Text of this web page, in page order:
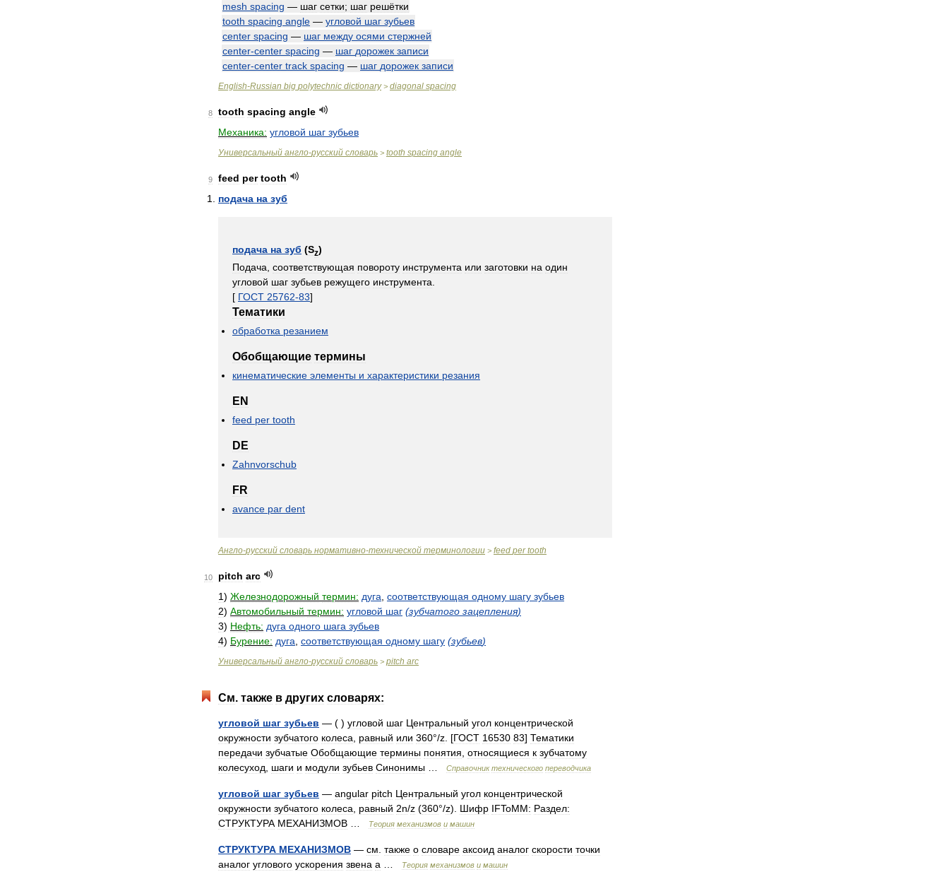
mesh spacing — шаг сетки; шаг решётки
tooth spacing angle — угловой шаг зубьев
center spacing — шаг между осями стержней
center-center spacing — шаг дорожек записи
center-center track spacing — шаг дорожек записи
English-Russian big polytechnic dictionary> diagonal spacing
8 tooth spacing angle
Механика: угловой шаг зубьев
Универсальный англо-русский словарь > tooth spacing angle
9 feed per tooth
подача на зуб
подача на зуб (Sz)
Подача соответствующая повороту инструмента или заготовки на один
угловой шаг зубьев режущего инструмента
[ ГОСТ 25762-83]
Тематики
обработка резанием
Обобщающие термины
кинематические элементы и характеристики резания
EN
feed per tooth
DE
Zahnvorschub
FR
avance par dent
Англо-русский словарь нормативно-технической терминологии > feed per tooth
10 pitch arc
1) Железнодорожный термин: дуга соответствующая одному шагу зубьев
2) Автомобильный термин: угловой шаг (зубчатого зацепления)
3) Нефть: дуга одного шага зубьев
4) Бурение: дуга соответствующая одному шагу (зубьев)
Универсальный англо-русский словарь > pitch arc
См. также в других словарях:
угловой шаг зубьев — ( ) угловой шаг Центральный угол концентрической
окружности зубчатого колеса равный или 360°/z . [ГОСТ 16530 83] Тематики
передачи зубчатые Обобщающие термины понятия относящиеся к зубчатому
колесуход
шаги и модули зубьев Синонимы Справочник технического переводчика
угловой шаг зубьев — angular pitch Центральный угол концентрической
окружности зубчатого колеса равный 2n/z (360°/z). Шифр IFToMM: Раздел:
СТРУКТУРА МЕХАНИЗМОВ Теория механизмов и машин
СТРУКТУРА МЕХАНИЗМОВ — см также о словаре аксоид аналог скорости точки
аналог углового ускорения звена а Теория механизмов и машин